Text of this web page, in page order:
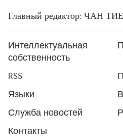
Главный редактор: ЧАН
Интеллектуальная
собственность
RSS
Языки
Служба новостей
Контакты